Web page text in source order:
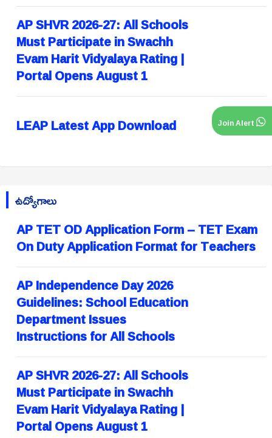
Join Alert
AP SHVR 2026-27: All Schools
Must Participate in Swachh
Evam Harit Vidyalaya Rating |
Portal Opens August 1
LEAP Latest App Download
ఉద్యోగాలు
AP TET OD Application Form – TET Exam
On Duty Application Format for Teachers
AP Independence Day 2026
Guidelines: School Education
Department Issues
Instructions for All Schools
AP SHVR 2026-27: All Schools
Must Participate in Swachh
Evam Harit Vidyalaya Rating |
Portal Opens August 1